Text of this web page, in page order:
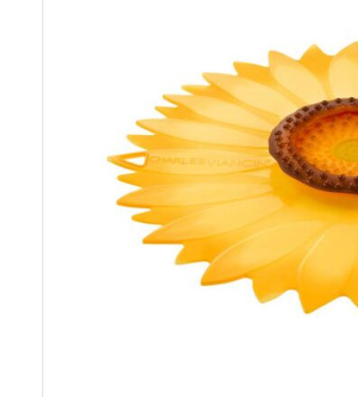
Notenkrakers en ontpitters
Oliekannetjes en kruidenhouders
Pasta en Pizza
Peper, zout en kruidenmolens
Raspen en schaven
Lepels, garde, spatels en tangen
Textiel
Thermometers en timers
Vis en Schelpdieren
Voorraad en bewaardozen
Zeven en vergiet